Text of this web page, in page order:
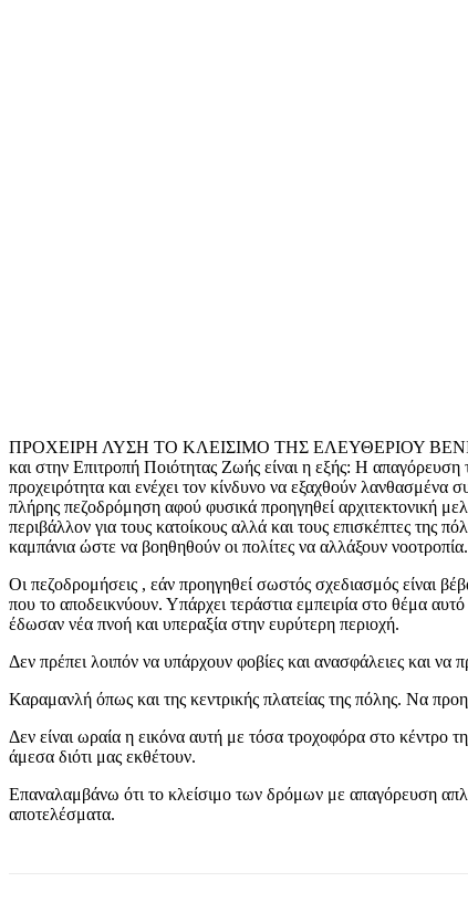
ΠΡΟΧΕΙΡΗ ΛΥΣΗ ΤΟ ΚΛΕΙΣΙΜΟ ΤΗΣ ΕΛΕΥΘΕΡΙΟΥ ΒΕΝΙΖΕΛΟΥ
και στην Επιτροπή Ποιότητας Ζωής είναι η εξής: Η απαγόρευση
προχειρότητα και ενέχει τον κίνδυνο να εξαχθούν
πλήρης πεζοδρόμηση αφού φυσικά προηγηθεί αρχιτεκτονική
περιβάλλον για τους κατοίκους αλλά και τους επισκέπτες της
καμπάνια ώστε να βοηθηθούν οι πολίτες να αλλάξουν νοοτροπία.
Οι πεζοδρομήσεις , εάν προηγηθεί σωστός σχεδιασμός είναι
που το αποδεικνύουν. Υπάρχει τεράστια εμπειρία στο θέμα
έδωσαν νέα πνοή και υπεραξία στην ευρύτερη περιοχή.
Δεν πρέπει λοιπόν να υπάρχουν φοβίες και ανασφάλειες και
Καραμανλή όπως και της κεντρικής πλατείας της πόλης. Να
Δεν είναι ωραία η εικόνα αυτή με τόσα τροχοφόρα στο κέντρο
άμεσα διότι μας εκθέτουν.
Επαναλαμβάνω ότι το κλείσιμο των δρόμων με απαγόρευση
αποτελέσματα.